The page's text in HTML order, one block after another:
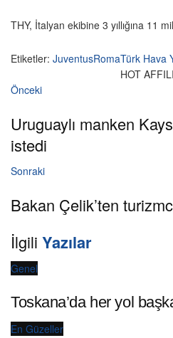
THY, İtalyan ekibine 3 yıllığına 11
Etiketler: JuventusRomaTürk Hava
HOT
Önceki
Uruguaylı manken
istedi
Sonraki
Bakan Çelik’ten
İlgili Yazılar
Genel
Toskana’da her yol
En Güzeller